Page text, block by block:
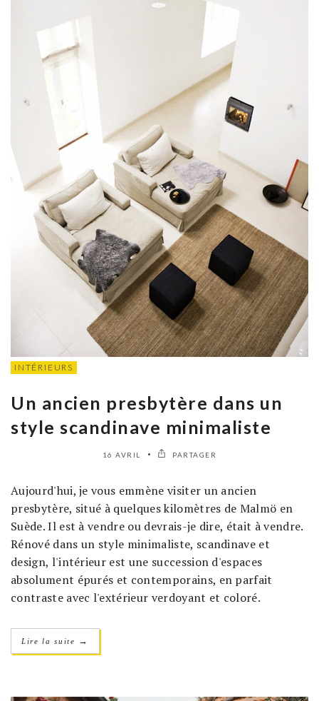
INTÉRIEURS
Un ancien presbytère dans un
style scandinave minimaliste
16 AVRIL PARTAGER
Aujourd'hui, je vous emmène visiter un ancien
presbytère, situé à quelques kilomètres de Malmö en
Suède. Il est à vendre ou devrais-je dire, était à vendre.
Rénové dans un style minimaliste, scandinave et
design, l'intérieur est une succession d'espaces
absolument épurés et contemporains, en parfait
contraste avec l'extérieur verdoyant et coloré.
Lire la suite →